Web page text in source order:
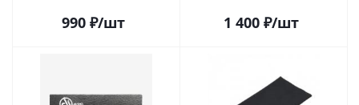
990 ₽/шт 1 400₽/шт